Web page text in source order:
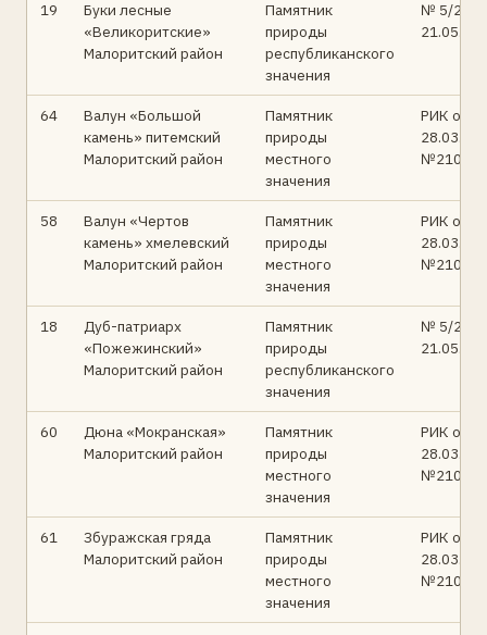
19
Буки лесные
«Великоритские»
Малоритский район
Памятник
природы
республиканского
значения
№ 5/2 от
21.05.96
64
Валун «Большой
камень» питемский
Малоритский район
Памятник
природы
местного
значения
РИК от
28.03.97
№210
58
Валун «Чертов
камень» хмелевский
Малоритский район
Памятник
природы
местного
значения
РИК от
28.03.97
№210
18
Дуб-патриарх
«Пожежинский»
Малоритский район
Памятник
природы
республиканского
значения
№ 5/2 от
21.05.96
60
Дюна «Мокранская»
Малоритский район
Памятник
природы
местного
значения
РИК от
28.03.97
№210
61
Збуражская гряда
Малоритский район
Памятник
природы
местного
значения
РИК от
28.03.97
№210